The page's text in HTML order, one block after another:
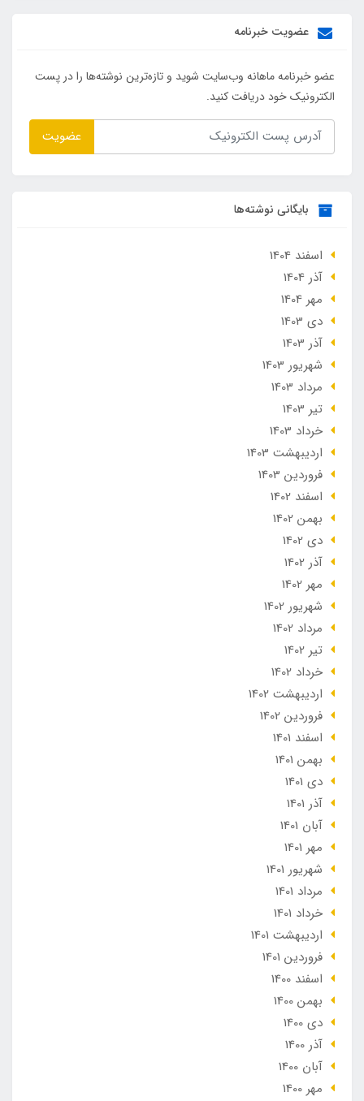
عضویت خبرنامه
عضو خبرنامه ماهانه وب‌سایت شوید و تازه‌ترین نوشته‌ها را در پست
الکترونیک خود دریافت کنید.
عضویت
بایگانی نوشته‌ها
اسفند 1404
آذر 1404
مهر 1404
دی 1403
آذر 1403
شهریور 1403
مرداد 1403
تير 1403
خرداد 1403
ارديبهشت 1403
فروردین 1403
اسفند 1402
بهمن 1402
دی 1402
آذر 1402
مهر 1402
شهریور 1402
مرداد 1402
تير 1402
خرداد 1402
ارديبهشت 1402
فروردین 1402
اسفند 1401
بهمن 1401
دی 1401
آذر 1401
آبان 1401
مهر 1401
شهریور 1401
مرداد 1401
خرداد 1401
ارديبهشت 1401
فروردین 1401
اسفند 1400
بهمن 1400
دی 1400
آذر 1400
آبان 1400
مهر 1400